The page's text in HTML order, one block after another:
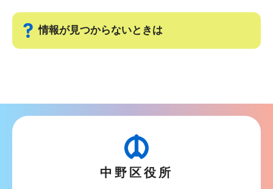
情報が見つからないときは
ナ
ビ
中野区役所